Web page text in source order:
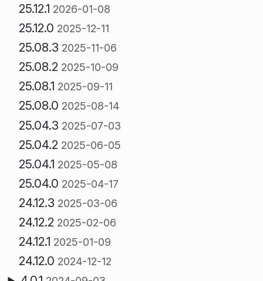
25.12.1 2026-01-08
25.12.0 2025-12-11
25.08.3 2025-11-06
25.08.2 2025-10-09
25.08.1 2025-09-11
25.08.0 2025-08-14
25.04.3 2025-07-03
25.04.2 2025-06-05
25.04.1 2025-05-08
25.04.0 2025-04-17
24.12.3 2025-03-06
24.12.2 2025-02-06
24.12.1 2025-01-09
24.12.0 2024-12-12